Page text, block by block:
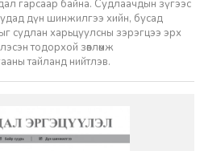
гарсаар байна. Судлаачдын зүгээс
дүн шинжилгээ хийн, бусад
судлан харьцуулсны зэрэгцээ эрх
тодорхой зөвлөмж
тайланд нийтлэв.